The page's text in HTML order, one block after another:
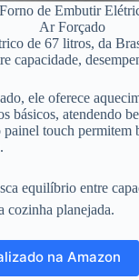
de Embutir
Ar Forçado
de 67 litros, da
capacidade,
ele oferece
básicos, atendendo
touch permitem
equilíbrio entre
cozinha planejada.
na Amazon